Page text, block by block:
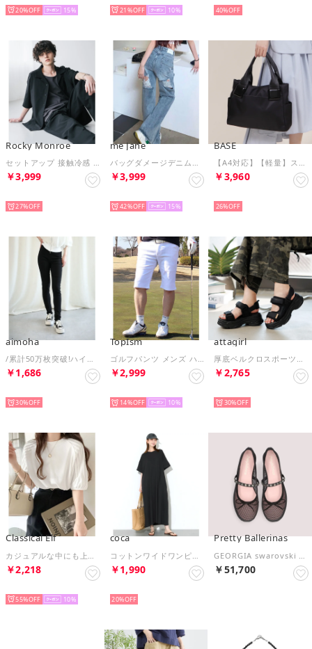
20% 15 21% 10 40%
Rocky Monroe
セットアップ 接触冷感 メンズ 開襟シャツ 半袖 イージーパンツ ワイド テーパード リネンライク 多機能 吸水速乾 ストレッチ イージーケア 15480 （ブラック）
￥3,999
27%
me Jane
バッグダメージデニムストレートパンツ （ブルー）
￥3,999
42% 15
BASE
【A4対応】【軽量】スクエアパーツ ナイロントートバッグ
￥3,960
26%
aimoha
/累計50万枚突破!ハイウエストストレッチ美脚スキニーレギンスパンツ （ブラック）
￥1,686
30%
TopIsm
ゴルフパンツ メンズ ハーフパンツ ショートパンツ ゴルフウェア ストレッチ チノパン スポーツウェア 無地 短パン ショーツ 大きいサイズあり 春夏 おしゃれ （1-ホワイト）
￥2,999
14% 10
attagirl
厚底ベルクロスポーツサンダル （ブラック）
￥2,765
30%
Classical Elf
￥2,218
55% 10
coca
￥1,990
20%
Pretty Ballerinas
￥51,700